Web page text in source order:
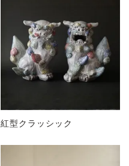
紅型クラッシック